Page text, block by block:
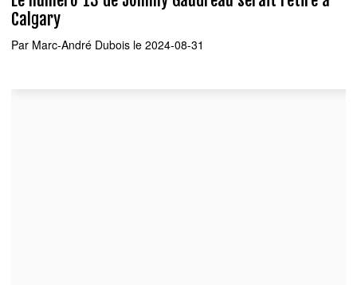
Calgary
Par Marc-André Dubois le 2024-08-31